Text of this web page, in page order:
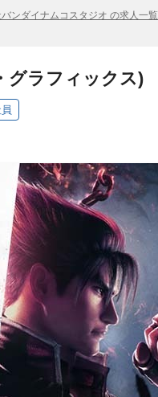
ンダイナムコスタジオ の求人一覧
グラフィックス)